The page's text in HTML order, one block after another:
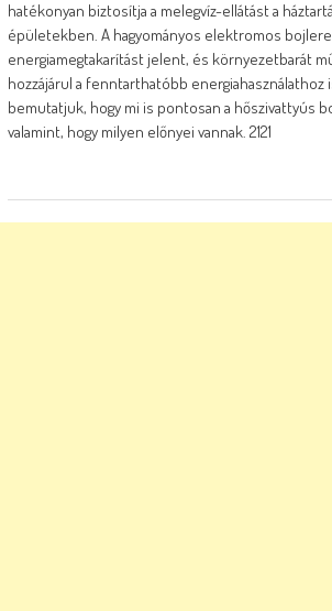
hatékonyan biztosítja a melegvíz-ellátást a
épületekben. A hagyományos elektromos
energiamegtakarítást jelent, és környezetbarát
hozzájárul a fenntarthatóbb energiahasználathoz
bemutatjuk, hogy mi is pontosan a hőszivattyús
valamint, hogy milyen előnyei vannak. 2121